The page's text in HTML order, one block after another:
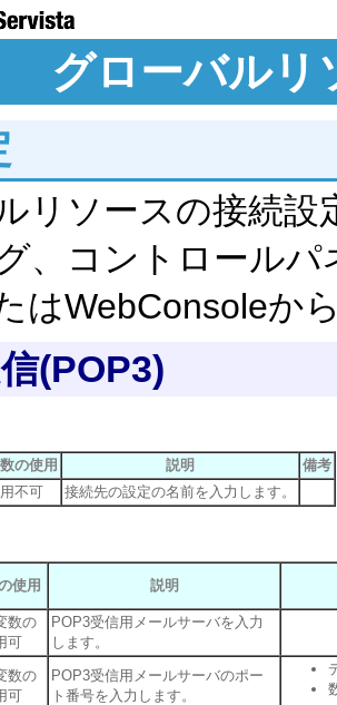
グローバルリ
リソースの接続
、コントロールパ
はWebConsoleか
(POP3)
の使用 説明
備考
不可 接続先の設定の名前を入力します。
使用 説明
数の
可
POP3受信用メールサーバを入力
します。
数の
可
POP3受信用メールサーバのポー
ト番号を入力します。